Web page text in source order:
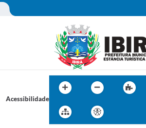
Acessibilidade